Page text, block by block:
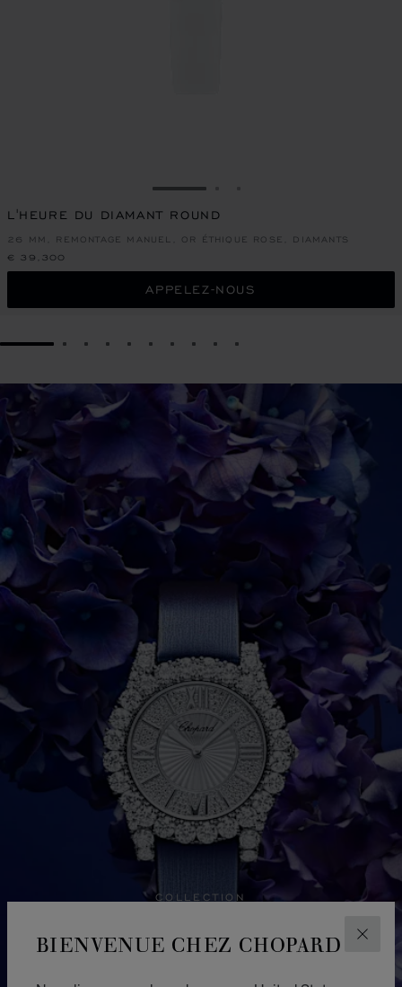
BIENVENUE CHEZ CHOPARD
ALLER À LA DIAPOSITIVE 1
L'HEURE DU DIAMANT ROUND
26 MM, REMONTAGE MANUEL, OR ÉTHIQUE ROSE, DIAMANTS
€ 39,300
APPELEZ-NOUS
GO TO SLIDE 1GO TO SLIDE 2
GO TO SLIDE 3
GO TO SLIDE 4
GO TO SLIDE 5
GO TO SLIDE 6
GO TO SLIDE 7
GO TO SLIDE 8
GO TO SLIDE 9
GO TO SLIDE 10
COLLECTION
de bijoux en diamant qui recèle une richesse hors pair